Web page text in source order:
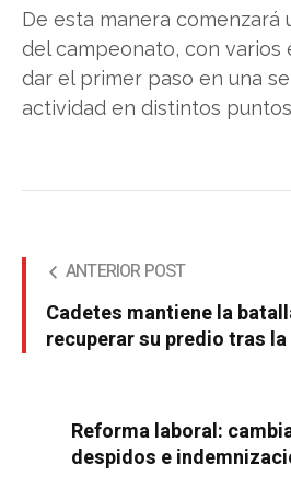
De esta manera comenzará
del campeonato, con varios
dar el primer paso en una
actividad en distintos
ANTERIOR POST
Cadetes mantiene la
recuperar su predio tras
Reforma laboral:
despidos e